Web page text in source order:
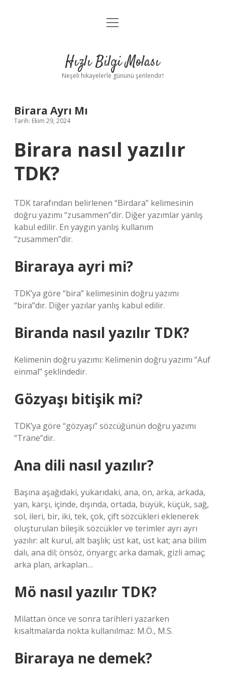
Anasayfa
Yasal Uyarı
menüyü
Hızlı Bilgi Molası
Neşeli hikayelerle gününü şenlendir!
Birara Ayrı Mı
Tarih: Ekim 29, 2024
Birara nasıl yazılır
TDK?
TDK tarafından belirlenen “Birdara” kelimesinin
doğru yazımı “zusammen”dir. Diğer yazımlar yanlış
kabul edilir. En yaygın yanlış kullanım
“zusammen”dir.
Biraraya ayri mi?
TDK’ya göre “bira” kelimesinin doğru yazımı
“bira”dır. Diğer yazılar yanlış kabul edilir.
Biranda nasıl yazılır TDK?
Kelimenin doğru yazımı: Kelimenin doğru yazımı “Auf
einmal” şeklindedir.
Gözyaşı bitişik mi?
TDK’ya göre “gözyaşı” sözcüğünün doğru yazımı
“Träne”dir.
Ana dili nasıl yazılır?
Başına aşağıdaki, yukarıdaki, ana, ön, arka, arkada,
yan, karşı, içinde, dışında, ortada, büyük, küçük, sağ,
sol, ileri, bir, iki, tek, çok, çift sözcükleri eklenerek
oluşturulan bileşik sözcükler ve terimler ayrı ayrı
yazılır: alt kurul, alt başlık; üst kat, üst kat; ana bilim
dalı, ana dil; önsöz, önyargı; arka damak, gizli amaç;
arka plan, arkaplan…
Mö nasıl yazılır TDK?
Milattan önce ve sonra tarihleri ​​yazarken
kısaltmalarda nokta kullanılmaz: M.Ö., M.S.
Biraraya ne demek?